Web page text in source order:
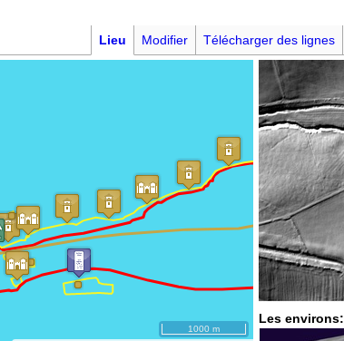
Lieu Modifier Télécharger des lignes
1000 m
Les environs: